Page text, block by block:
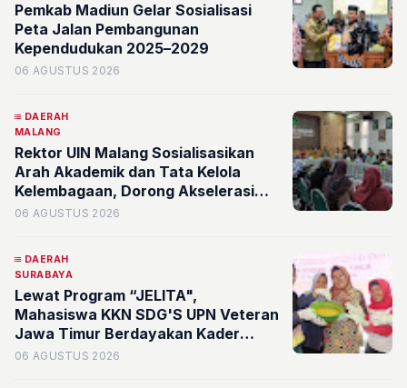
Pemkab Madiun Gelar Sosialisasi
Peta Jalan Pembangunan
Kependudukan 2025–2029
06 AGUSTUS 2026
DAERAH
MALANG
Rektor UIN Malang Sosialisasikan
Arah Akademik dan Tata Kelola
Kelembagaan, Dorong Akselerasi
Kualitas Fakultas Syariah
06 AGUSTUS 2026
DAERAH
SURABAYA
Lewat Program “JELITA",
Mahasiswa KKN SDG'S UPN Veteran
Jawa Timur Berdayakan Kader
serta Karang Taruna RW 07
06 AGUSTUS 2026